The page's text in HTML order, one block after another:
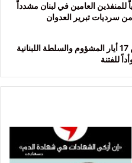
العامين في لبنان مشدداً
سرديات تبرير العدوان
“القومي”: “اتفاق الاطار” نسخة عن 17 أيار المشؤوم والسلطة اللبنانية
للفتنة